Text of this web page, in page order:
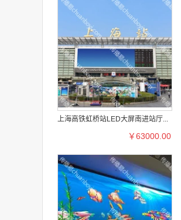
上海高铁虹桥站LED大屏南进站厅...
￥63000.00